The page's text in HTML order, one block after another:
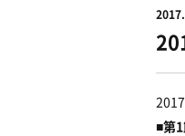
■第